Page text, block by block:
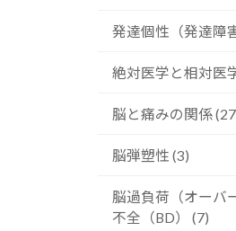
発達個性（発達障
絶対医学と相対医
脳と痛みの関係
脳弾塑性 (3)
脳過負荷（オーバ
不全（BD） (7)